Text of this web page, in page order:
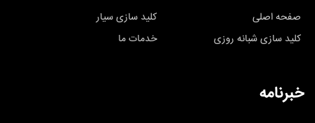
صفحه اصلی
کلید سازی سیار
کلید سازی شبانه روزی
خدمات ما
خبرنامه